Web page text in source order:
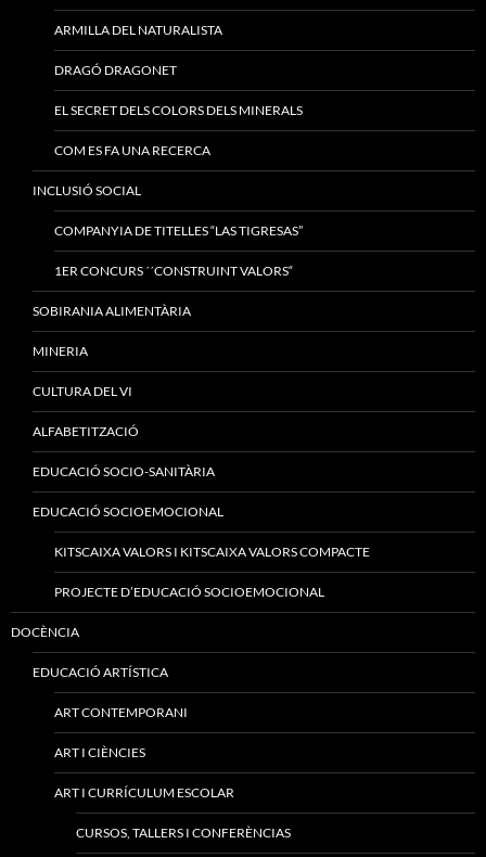
ARMILLA DEL NATURALISTA
DRAGÓ DRAGONET
EL SECRET DELS COLORS DELS MINERALS
COM ES FA UNA RECERCA
INCLUSIÓ SOCIAL
COMPANYIA DE TITELLES “LAS TIGRESAS”
1ER CONCURS ´´CONSTRUINT VALORS“
SOBIRANIA ALIMENTÀRIA
MINERIA
CULTURA DEL VI
ALFABETITZACIÓ
EDUCACIÓ SOCIO-SANITÀRIA
EDUCACIÓ SOCIOEMOCIONAL
KITSCAIXA VALORS I KITSCAIXA VALORS COMPACTE
PROJECTE D’EDUCACIÓ SOCIOEMOCIONAL
DOCÈNCIA
EDUCACIÓ ARTÍSTICA
ART CONTEMPORANI
ART I CIÈNCIES
ART I CURRÍCULUM ESCOLAR
CURSOS, TALLERS I CONFERÈNCIAS